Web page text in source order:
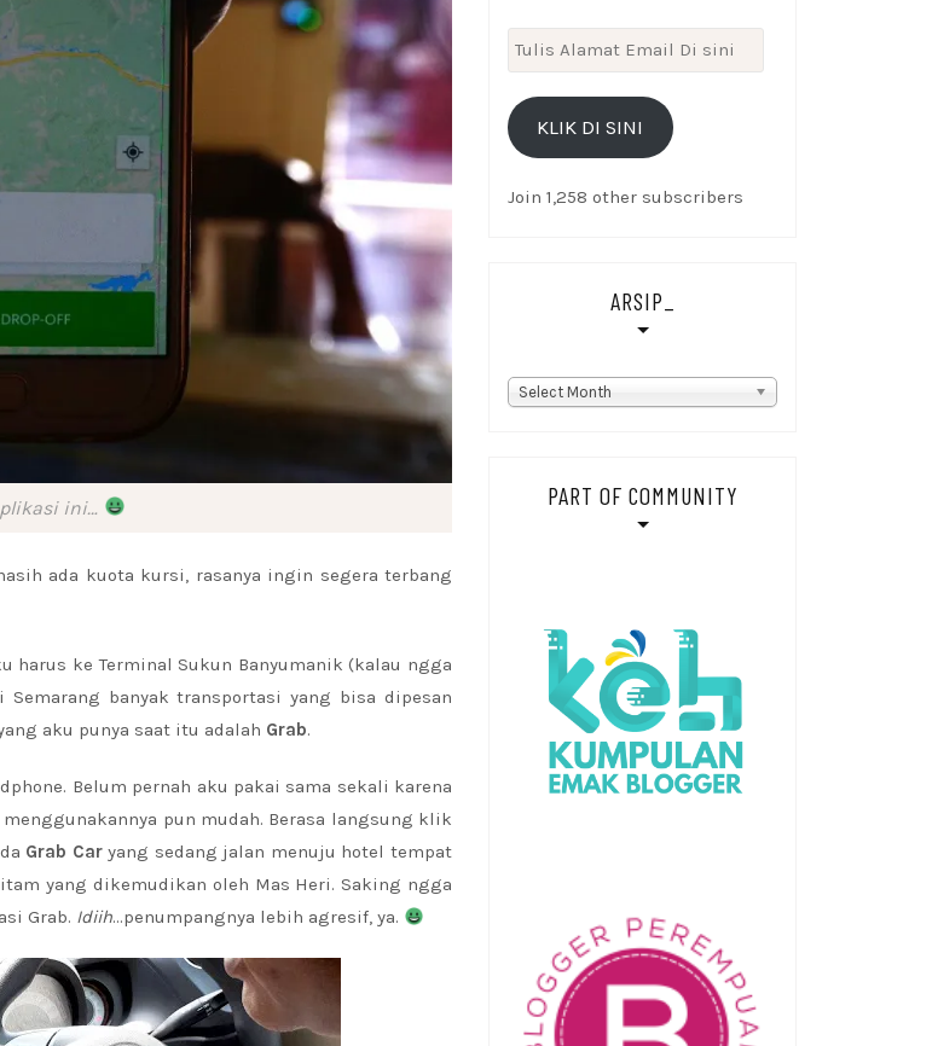
ini…
ada kuota kursi, rasanya ingin segera terbang
harus ke Terminal Sukun Banyumanik (kalau ngga
Semarang banyak transportasi yang bisa dipesan
aku punya saat itu adalah Grab.
Belum pernah aku pakai sama sekali karena
pun mudah. Berasa langsung klik
Grab Caryang sedang jalan menuju hotel tempat
yang dikemudikan oleh Mas Heri. Saking ngga
Grab. Idiih…penumpangnya lebih agresif, ya.
Tulis
Alamat
Email
KLIK DI SINI
Join 1,258 other subscribers
ARSIP_
Arsip_
Select Month
PART OF COMMUNITY